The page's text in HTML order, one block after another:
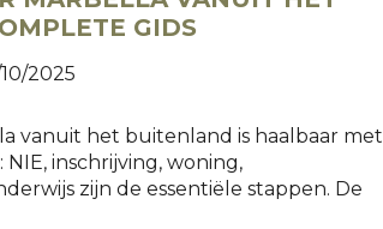
GIDS
2025
vanuit het buitenland is haalbaar met
inschrijving, woning,
zijn de essentiële stappen. De